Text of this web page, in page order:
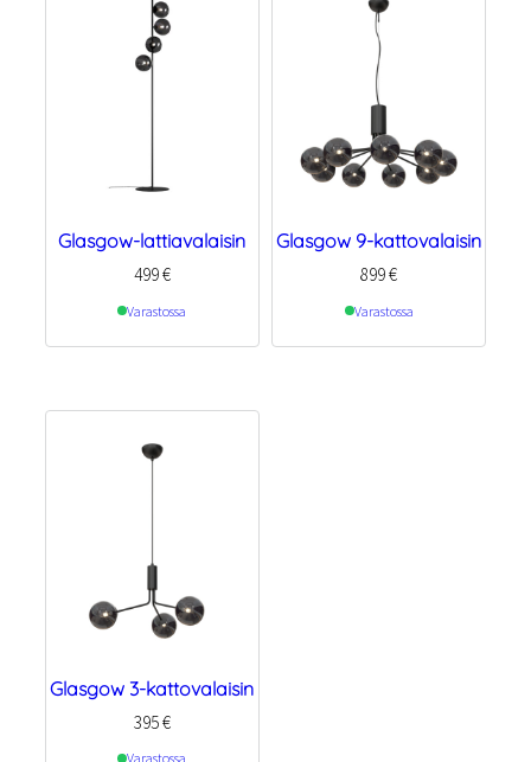
Glasgow-lattiavalaisin
499€
Varastossa
Glasgow 9-kattovalaisin
899€
Varastossa
Glasgow 3-kattovalaisin
395€
Varastossa